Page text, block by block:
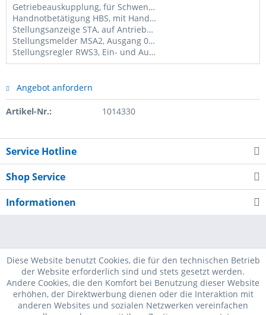
Getriebeauskupplung, für Schwenkantriebe AN (tw. nicht möglich, bitte anfragen)
Handnotbetätigung HBS, mit Handrad ø150mm, für Schwenkantriebe AN (tw. nicht möglich, bitte anfragen
Stellungsanzeige STA, auf Antriebshaube, für Schwenkantriebe AN
Stellungsmelder MSA2, Ausgang 0/2-10V und 0/4-20mA, für Schwenkantriebe AN
Stellungsregler RWS3, Ein- und Ausgang 0/2-10V und 0/4-20mA, für Schwenkantriebe AN, 230VAC
Angebot anfordern
Artikel-Nr.: 1014330
Service Hotline
Shop Service
Informationen
Diese Website benutzt Cookies, die für den technischen Betrieb
der Website erforderlich sind und stets gesetzt werden.
Andere Cookies, die den Komfort bei Benutzung dieser Website
erhöhen, der Direktwerbung dienen oder die Interaktion mit
anderen Websites und sozialen Netzwerken vereinfachen